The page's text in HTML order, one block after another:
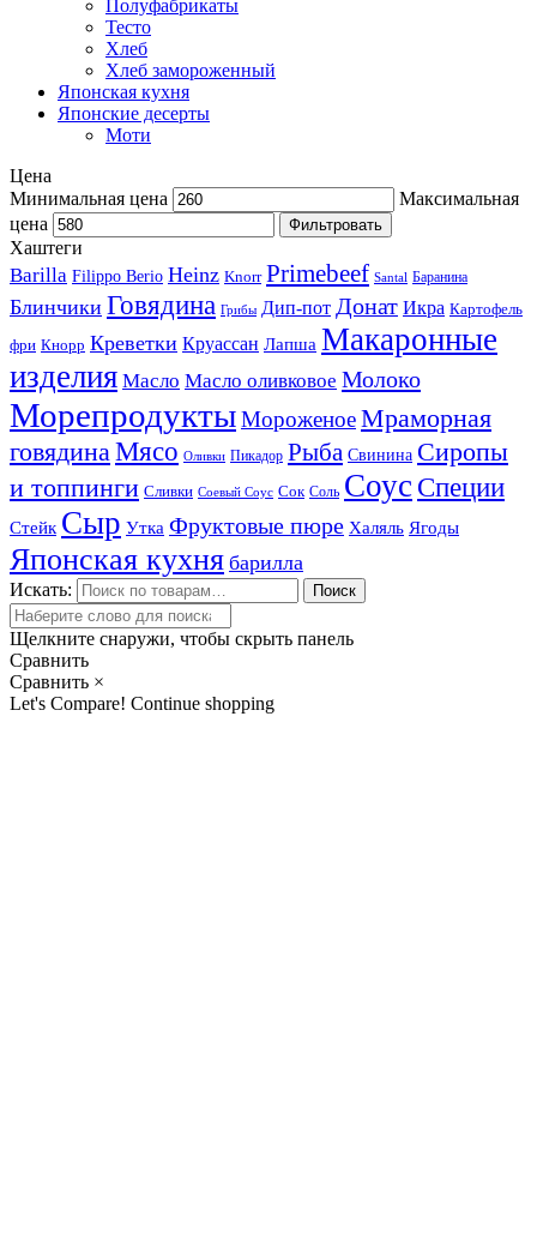
Полуфабрикаты
Тесто
Хлеб
Хлеб замороженный
Японская кухня
Японские десерты
Моти
Цена
Минимальная цена
Максимальная
цена
Фильтровать
Хаштеги
Barilla Filippo Berio Heinz Knorr Primebeef Santal Баранина
Блинчики Говядина Грибы Дип-пот Донат Икра Картофель
фри Кнорр Креветки Круассан Лапша Макаронные
изделия Масло Масло оливковое Молоко
МорепродуктыМороженоеМраморная
говядина Мясо Оливки Пикадор Рыба Свинина Сиропы
и топпинги Сливки Соевый Соус Сок Соль Соус Специи
Стейк Сыр Утка Фруктовые пюре Халяль Ягоды
Японская кухня барилла
Искать: Поиск
Щелкните снаружи, чтобы скрыть панель
Сравнить
Сравнить ×
Let's Compare! Continue shopping